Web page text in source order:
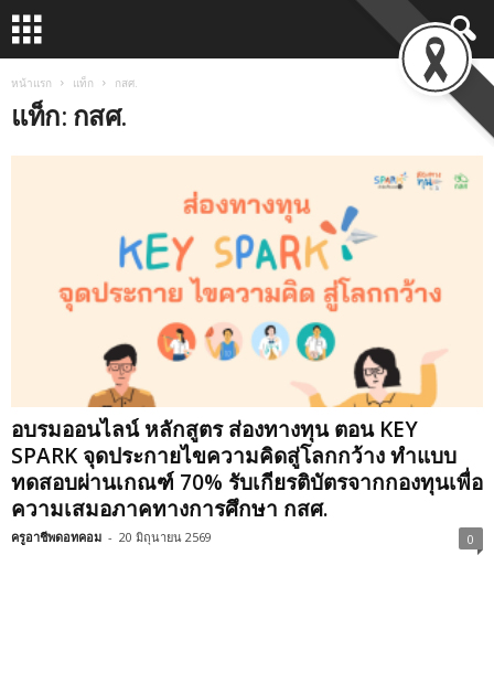
หน้าแรก แท็ก กสศ.
แท็ก: กสศ.
อบรมออนไลน์ หลักสูตร ส่องทางทุน ตอน KEY
SPARK จุดประกายไขความคิดสู่โลกกว้าง ทำแบบ
ทดสอบผ่านเกณฑ์ 70% รับเกียรติบัตรจากกองทุนเพื่อ
ความเสมอภาคทางการศึกษา กสศ.
ครูอาชีพดอทคอม - 20 มิถุนายน 2569 0